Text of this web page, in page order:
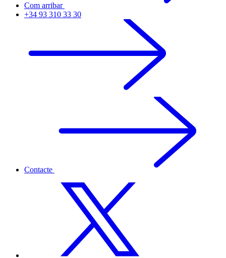
Com arribar
+34 93 310 33 30
Contacte